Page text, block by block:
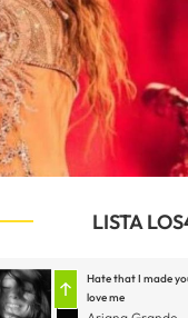
LISTA
Hate that I made
love me